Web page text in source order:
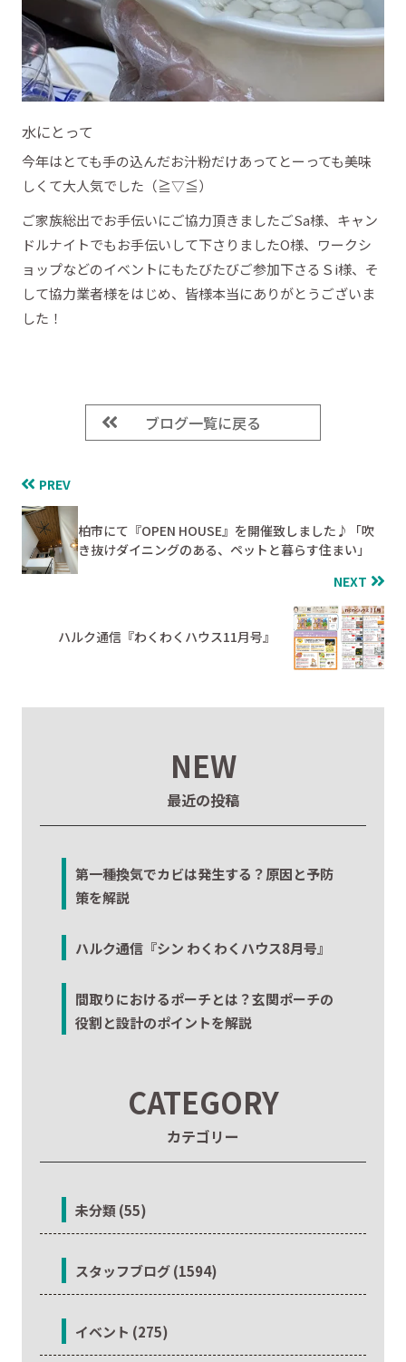
水にとって
今年はとても手の込んだお汁粉だけあってとーっても美味
しくて大人気でした（≧▽≦）
ご家族総出でお手伝いにご協力頂きましたごSa様、キャン
ドルナイトでもお手伝いして下さりましたО様、ワークシ
ョップなどのイベントにもたびたびご参加下さるＳi様、そ
して協力業者様をはじめ、皆様本当にありがとうございま
した！
ブログ一覧に戻る
PREV
柏市にて『OPEN HOUSE』を開催致しました♪「吹
き抜けダイニングのある、ペットと暮らす住まい」
NEXT
ハルク通信『わくわくハウス11月号』
NEW
最近の投稿
第一種換気でカビは発生する？原因と予防
策を解説
ハルク通信『シン わくわくハウス8月号』
間取りにおけるポーチとは？玄関ポーチの
役割と設計のポイントを解説
CATEGORY
カテゴリー
未分類 (55)
スタッフブログ (1594)
イベント (275)